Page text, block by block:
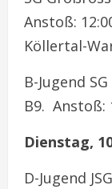
Anstoß:
Köllertal-
B-Jugend
B9. Anstoß:
Dienstag,
D-Jugend